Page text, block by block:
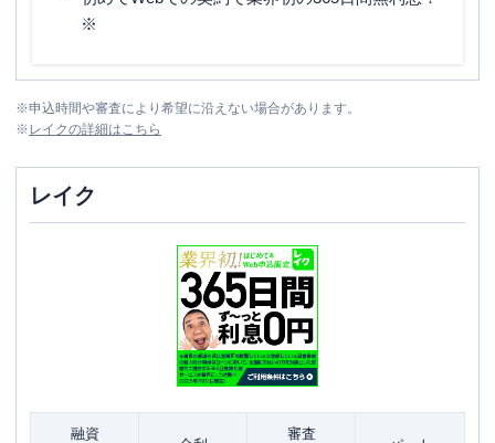
※
※申込時間や審査により希望に沿えない場合があります。
※ レイクの詳細はこちら
レイク
融資 審査